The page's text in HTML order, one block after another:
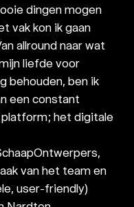
dingen mogen
vak kon ik gaan
allround naar wat
liefde voor
behouden, ben ik
een constant
het digitale
van het team en
user-friendly)